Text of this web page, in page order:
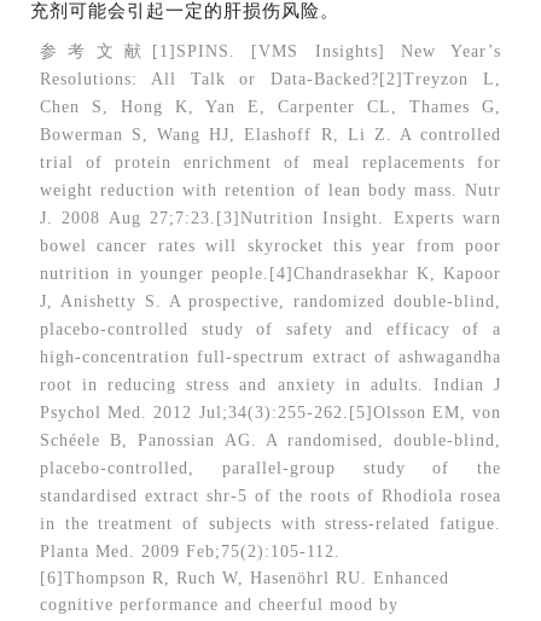
充剂可能会引起一定的肝损伤风险。
参考文献
[1]SPINS. [VMS Insights] New Year’s
Resolutions: All Talk or Data-Backed? [2]Treyzon L,
Chen S, Hong K, Yan E, Carpenter CL, Thames G,
Bowerman S, Wang HJ, Elashoff R, Li Z. A controlled
trial of protein enrichment of meal replacements for
weight reduction with retention of lean body mass. Nutr
J. 2008 Aug 27;7:23. [3]Nutrition Insight. Experts warn
bowel cancer rates will skyrocket this year from poor
nutrition in younger people. [4]Chandrasekhar K, Kapoor
J, Anishetty S. A prospective, randomized double-blind,
placebo-controlled study of safety and efficacy of a
high-concentration full-spectrum extract of ashwagandha
root in reducing stress and anxiety in adults. Indian J
Psychol Med. 2012 Jul;34(3):255-262. [5]Olsson EM, von
Schéele B, Panossian AG. A randomised, double-blind,
placebo-controlled, parallel-group study of the
standardised extract shr-5 of the roots of Rhodiola rosea
in the treatment of subjects with stress-related fatigue.
Planta Med. 2009 Feb;75(2):105-112.
[6]Thompson R, Ruch W, Hasenöhrl RU. Enhanced
cognitive performance and cheerful mood by